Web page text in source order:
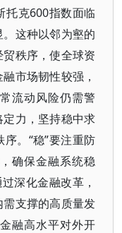
托克600指数面临
这种以邻为壑的
秩序，使全球资
市场韧性较强，
流动风险仍需警
力，坚持稳中求
。“稳”要注重防
确保金融系统稳
深化金融改革，
支撑的高质量发
融高水平对外开